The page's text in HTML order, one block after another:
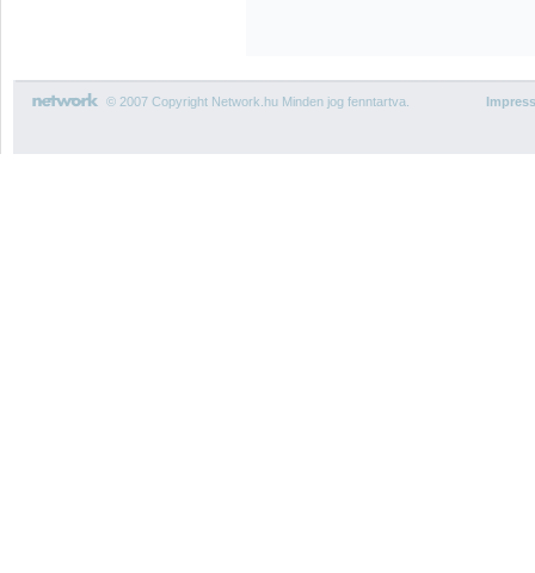
© 2007 Copyright Network.hu Minden jog fenntartva.